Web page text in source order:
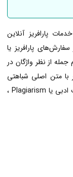
پارافریز آنلاین
پارافریز یا
از نظر واژگان در
با متن اصلی شباهتی
نخواهد داشت. از موارد کاربرد پارافریز، کاهش سرقت ادبی یا Plagiarism ،